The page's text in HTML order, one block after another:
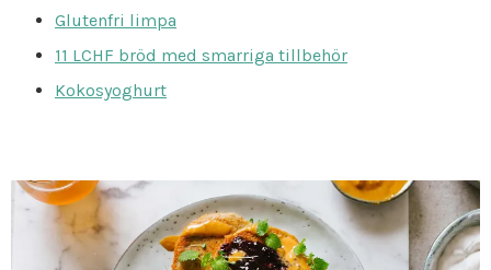
Glutenfri limpa
11 LCHF bröd med smarriga tillbehör
Kokosyoghurt